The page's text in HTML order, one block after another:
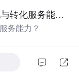
且拥有Matlab编
强、音频工程、
校课程或科研项
法）以及边界条
对流、Burgers
在捕捉激波、避
计与编程实现的关
创新与产业创新科技服务机构如何提升精准匹配与转化服务能力？.docx
务能力？